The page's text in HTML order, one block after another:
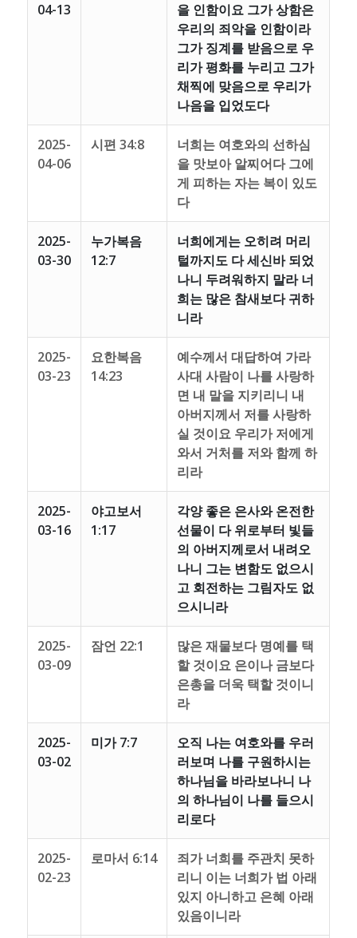
04-13
을 인함이요 그가 상함은
우리의 죄악을 인함이라
그가 징계를 받음으로 우
리가 평화를 누리고 그가
채찍에 맞음으로 우리가
나음을 입었도다
2025-
04-06
시편 34:8
너희는 여호와의 선하심
을 맛보아 알찌어다 그에
게 피하는 자는 복이 있도
다
2025-
03-30
누가복음
12:7
너희에게는 오히려 머리
털까지도 다 세신바 되었
나니 두려워하지 말라 너
희는 많은 참새보다 귀하
니라
2025-
03-23
요한복음
14:23
예수께서 대답하여 가라
사대 사람이 나를 사랑하
면 내 말을 지키리니 내
아버지께서 저를 사랑하
실 것이요 우리가 저에게
와서 거처를 저와 함께 하
리라
2025-
03-16
야고보서
1:17
각양 좋은 은사와 온전한
선물이 다 위로부터 빛들
의 아버지께로서 내려오
나니 그는 변함도 없으시
고 회전하는 그림자도 없
으시니라
2025-
03-09
잠언 22:1
많은 재물보다 명예를 택
할 것이요 은이나 금보다
은총을 더욱 택할 것이니
라
2025-
03-02
미가 7:7
오직 나는 여호와를 우러
러보며 나를 구원하시는
하나님을 바라보나니 나
의 하나님이 나를 들으시
리로다
2025-
02-23
로마서 6:14
죄가 너희를 주관치 못하
리니 이는 너희가 법 아래
있지 아니하고 은혜 아래
있음이니라